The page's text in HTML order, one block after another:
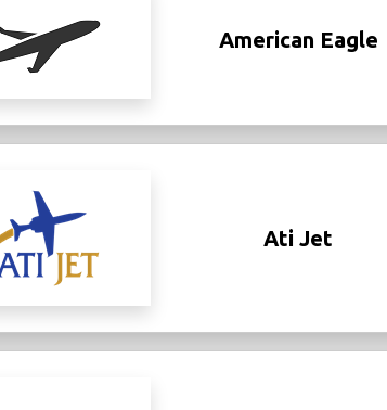
American Eagle
Ati Jet